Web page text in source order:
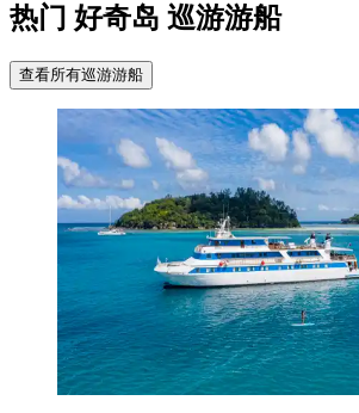
热门 好奇岛 巡游游船
查看所有巡游游船